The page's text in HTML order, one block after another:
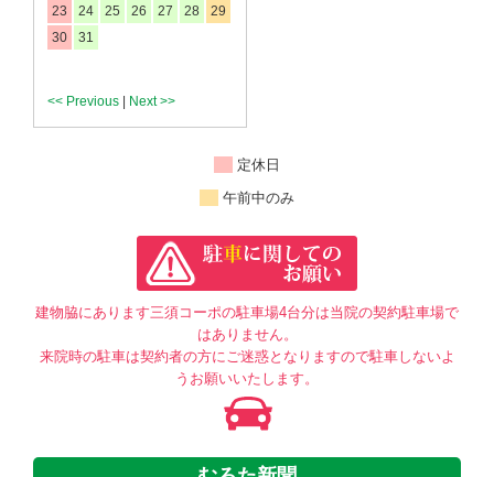
<< Previous Next >>
23
24 25 26 27 28
29
30
31
定休日
午前中のみ
建物脇にあります三須コーポの駐車場4台分は当院の契約駐車場で
はありません。
来院時の駐車は契約者の方にご迷惑となりますので駐車しないよ
うお願いいたします。